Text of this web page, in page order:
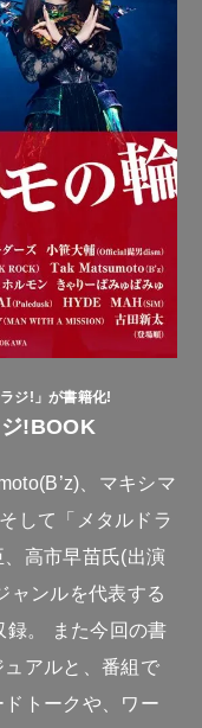
ジ!」が書籍化!
!BOOK
、マキシマ
して「メタルドラ
高市早苗氏(出演
ャンルを代表する
録。 また今回の書
アルと、番組で
トークや、ワー